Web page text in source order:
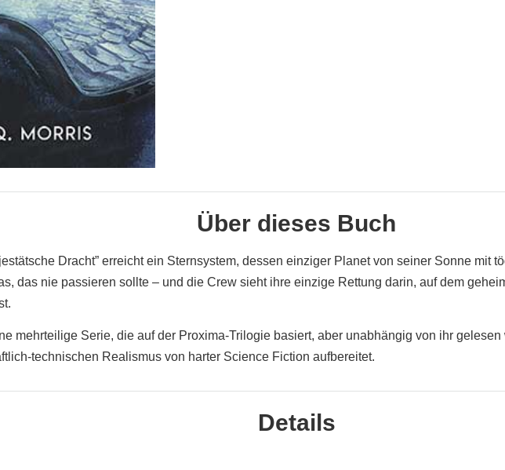
Über dieses Buch
Dracht” erreicht ein Sternsystem, dessen einziger Planet von seiner Sonne mit
das nie passieren sollte – und die Crew sieht ihre einzige Rettung darin, auf dem
mehrteilige Serie, die auf der Proxima-Trilogie basiert, aber unabhängig von ihr
technischen Realismus von harter Science Fiction aufbereitet.
Details